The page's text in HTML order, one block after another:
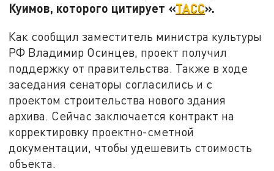
Куимов, которого цитирует «ТАСС».
Как сообщил заместитель министра культуры
РФ Владимир Осинцев, проект получил
поддержку от правительства. Также в ходе
заседания сенаторы согласились и с
проектом строительства нового здания
архива. Сейчас заключается контракт на
корректировку проектно-сметной
документации, чтобы удешевить стоимость
объекта.